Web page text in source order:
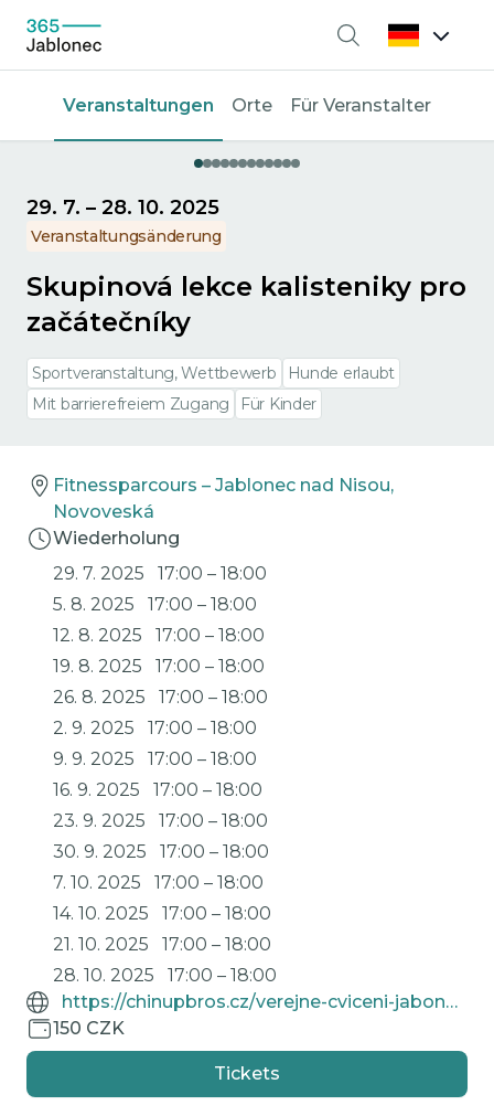
Suche
Veranstaltungen Orte Für Veranstalter
29. 7. – 28. 10. 2025
Veranstaltungsänderung
Skupinová lekce kalisteniky pro
začátečníky
Sportveranstaltung, Wettbewerb
Hunde erlaubt
Mit barrierefreiem Zugang
Für Kinder
Fitnessparcours – Jablonec nad Nisou,
Novoveská
Wiederholung
29. 7. 2025
17:00 – 18:00
5. 8. 2025
17:00 – 18:00
12. 8. 2025
17:00 – 18:00
19. 8. 2025
17:00 – 18:00
26. 8. 2025
17:00 – 18:00
2. 9. 2025
17:00 – 18:00
9. 9. 2025
17:00 – 18:00
16. 9. 2025
17:00 – 18:00
23. 9. 2025
17:00 – 18:00
30. 9. 2025
17:00 – 18:00
7. 10. 2025
17:00 – 18:00
14. 10. 2025
17:00 – 18:00
21. 10. 2025
17:00 – 18:00
28. 10. 2025
17:00 – 18:00
https://chinupbros.cz/verejne-cviceni-jabonec/
150 CZK
Tickets